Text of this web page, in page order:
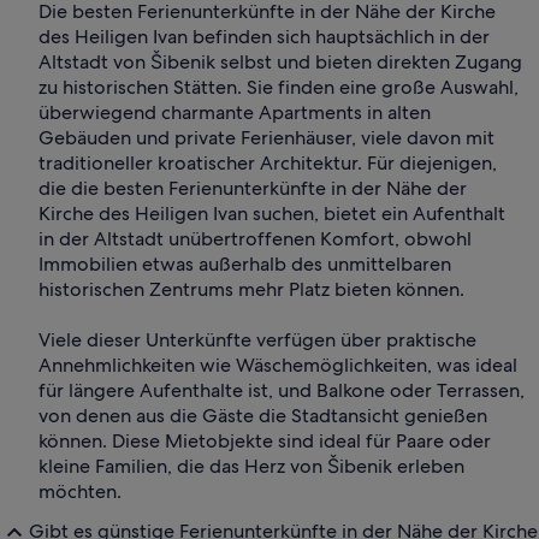
Die besten Ferienunterkünfte in der Nähe der Kirche
des Heiligen Ivan befinden sich hauptsächlich in der
Altstadt von Šibenik selbst und bieten direkten Zugang
zu historischen Stätten. Sie finden eine große Auswahl,
überwiegend charmante Apartments in alten
Gebäuden und private Ferienhäuser, viele davon mit
traditioneller kroatischer Architektur. Für diejenigen,
die die besten Ferienunterkünfte in der Nähe der
Kirche des Heiligen Ivan suchen, bietet ein Aufenthalt
in der Altstadt unübertroffenen Komfort, obwohl
Immobilien etwas außerhalb des unmittelbaren
historischen Zentrums mehr Platz bieten können.
Viele dieser Unterkünfte verfügen über praktische
Annehmlichkeiten wie Wäschemöglichkeiten, was ideal
für längere Aufenthalte ist, und Balkone oder Terrassen,
von denen aus die Gäste die Stadtansicht genießen
können. Diese Mietobjekte sind ideal für Paare oder
kleine Familien, die das Herz von Šibenik erleben
möchten.
Gibt es günstige Ferienunterkünfte in der Nähe der Kirche